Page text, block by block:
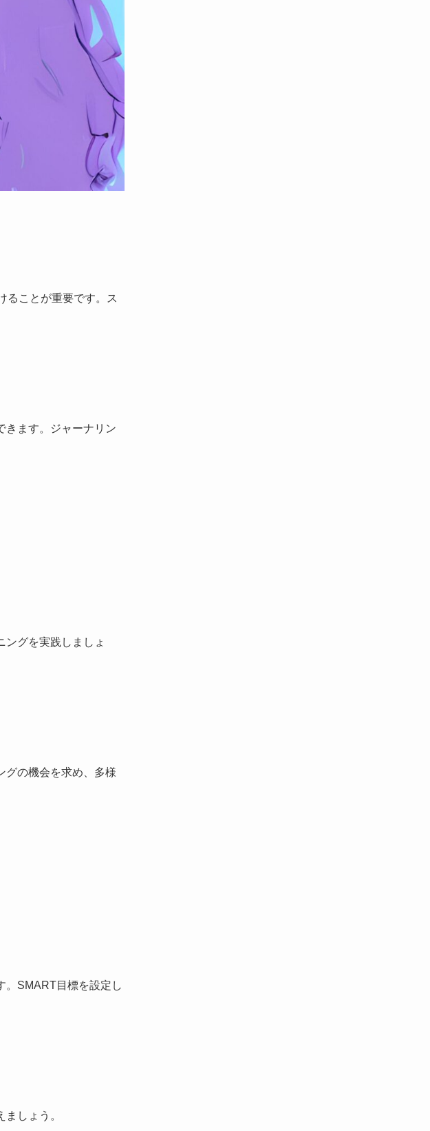
ることが重要です。ス
きます。ジャーナリン
グを実践しましょ
グの機会を求め、多様
。SMART目標を設定し
しょう。